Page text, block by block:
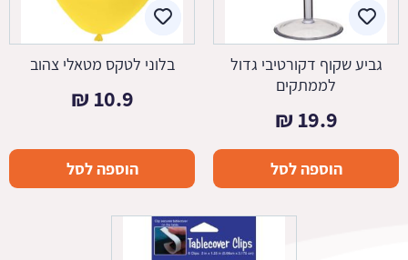
גביע שקוף דקורטיבי גדול
לממתקים
19.9
₪
הוספה לסל
בלוני לטקס מטאלי צהוב
10.9
₪
הוספה לסל